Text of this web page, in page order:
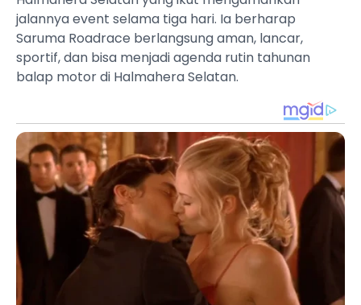
jalannya event selama tiga hari. Ia berharap
Saruma Roadrace berlangsung aman, lancar,
sportif, dan bisa menjadi agenda rutin tahunan
balap motor di Halmahera Selatan.